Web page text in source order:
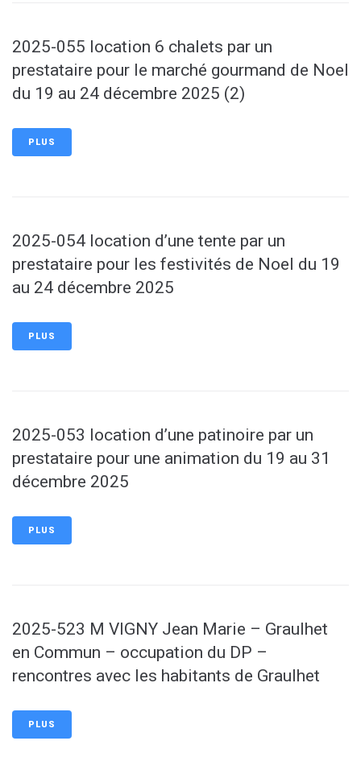
2025-055 location 6 chalets par un
prestataire pour le marché gourmand de Noel
du 19 au 24 décembre 2025 (2)
PLUS
2025-054 location d’une tente par un
prestataire pour les festivités de Noel du 19
au 24 décembre 2025
PLUS
2025-053 location d’une patinoire par un
prestataire pour une animation du 19 au 31
décembre 2025
PLUS
2025-523 M VIGNY Jean Marie – Graulhet
en Commun – occupation du DP –
rencontres avec les habitants de Graulhet
PLUS